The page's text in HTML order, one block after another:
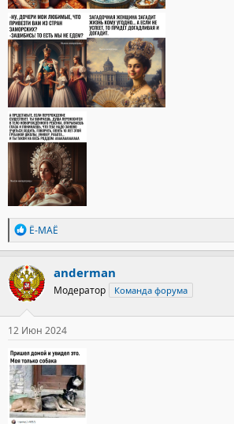
Р
е
а
к
ц
и
и
:
Ё-МАЁ
anderman
Модератор Команда форума
12 Июн 2024